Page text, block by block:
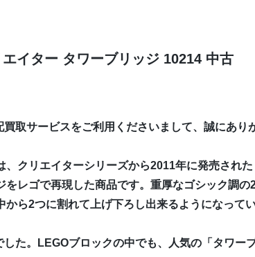
エイター タワーブリッジ 10214 中古
取サービスをご利用くださいまして、誠にあり
クリエイターシリーズから2011年に発売され
をレゴで再現した商品です。重厚なゴシック調
ら2つに割れて上げ下ろし出来るようになって
た。LEGOブロックの中でも、人気の「タワー